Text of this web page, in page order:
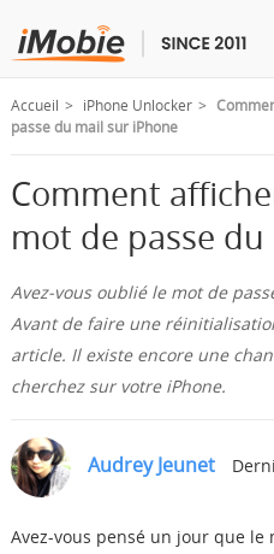
Déverrouillage &
Transfert
Multimédia
Utilitaires
Solutions
Accueil iPhone Unlocker
passe du mail sur iPhone
Comment
mot de passe
Avez-vous oublié le mot de
Avant de faire une
article. Il existe encore une
cherchez sur votre iPhone.
Audrey Jeunet
Avez-vous pensé un jour que